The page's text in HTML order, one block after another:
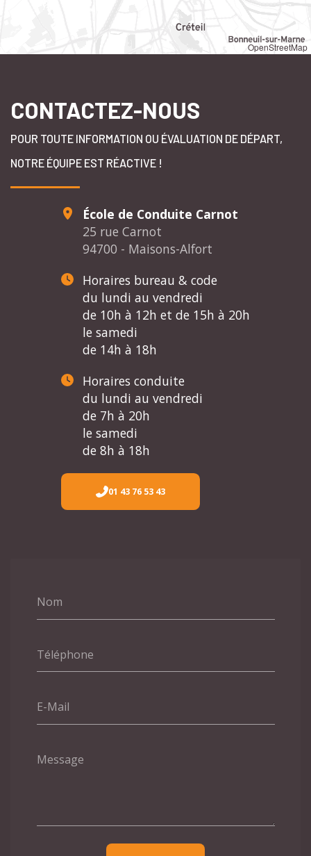
OpenStreetMap
CONTACTEZ-NOUS
POUR TOUTE INFORMATION OU ÉVALUATION DE DÉPART,
NOTRE ÉQUIPE EST RÉACTIVE !
Nom
Téléphone
E-Mail
Message
École de Conduite Carnot
25 rue Carnot
94700 - Maisons-Alfort
Horaires bureau & code
du lundi au vendredi
de 10h à 12h et de 15h à 20h
le samedi
de 14h à 18h
Horaires conduite
du lundi au vendredi
de 7h à 20h
le samedi
de 8h à 18h
01 43 76 53 43